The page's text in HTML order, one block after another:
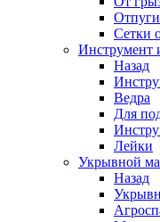
Сетки
Инструмент
Назад
Ведра
Для
Лейки
Укрывной
Назад